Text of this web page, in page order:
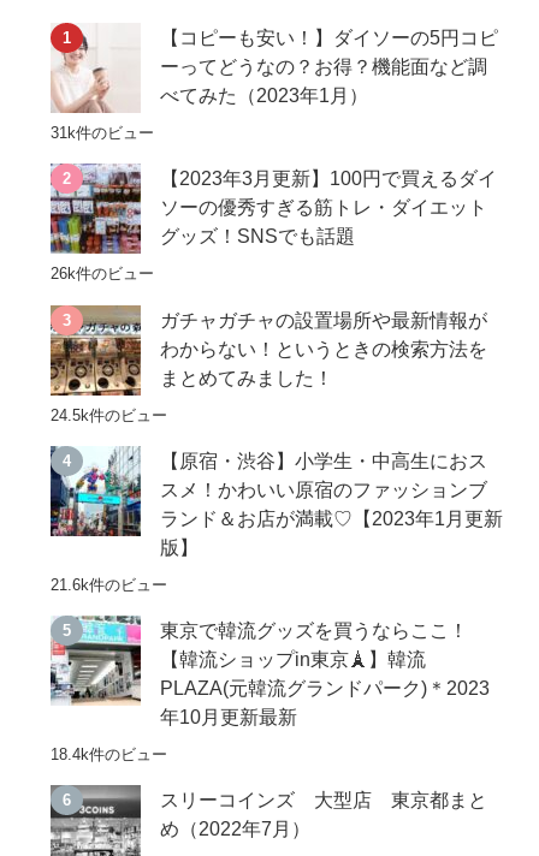
【コピーも安い！】ダイソーの5円コピ
ーってどうなの？お得？機能面など調
べてみた（2023年1月）
31k件のビュー
【2023年3月更新】100円で買えるダイ
ソーの優秀すぎる筋トレ・ダイエット
グッズ！SNSでも話題
26k件のビュー
ガチャガチャの設置場所や最新情報が
わからない！というときの検索方法を
まとめてみました！
24.5k件のビュー
【原宿・渋谷】小学生・中高生におス
スメ！かわいい原宿のファッションブ
ランド＆お店が満載♡【2023年1月更新
版】
21.6k件のビュー
東京で韓流グッズを買うならここ！
【韓流ショップin東京🗼】韓流
PLAZA(元韓流グランドパーク)＊2023
年10月更新最新
18.4k件のビュー
スリーコインズ 大型店 東京都まと
め（2022年7月）